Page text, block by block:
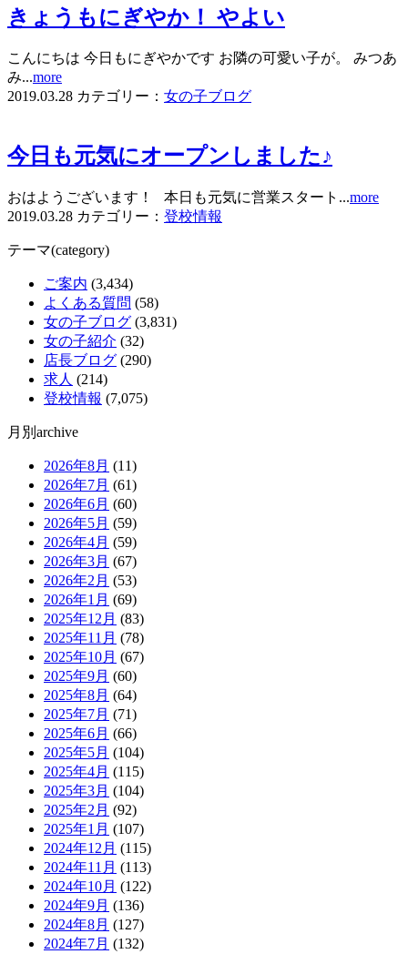
きょうもにぎやか！ やよい
こんにちは 今日もにぎやかです お隣の可愛い子が。 みつあ
み...more
2019.03.28 カテゴリー： 女の子ブログ
今日も元気にオープンしました♪
おはようございます！ 本日も元気に営業スタート...more
2019.03.28 カテゴリー： 登校情報
テーマ(category)
ご案内 (3,434)
よくある質問 (58)
女の子ブログ (3,831)
女の子紹介 (32)
店長ブログ (290)
求人 (214)
登校情報 (7,075)
月別archive
2026年8月 (11)
2026年7月 (61)
2026年6月 (60)
2026年5月 (59)
2026年4月 (59)
2026年3月 (67)
2026年2月 (53)
2026年1月 (69)
2025年12月 (83)
2025年11月 (78)
2025年10月 (67)
2025年9月 (60)
2025年8月 (64)
2025年7月 (71)
2025年6月 (66)
2025年5月 (104)
2025年4月 (115)
2025年3月 (104)
2025年2月 (92)
2025年1月 (107)
2024年12月 (115)
2024年11月 (113)
2024年10月 (122)
2024年9月 (136)
2024年8月 (127)
2024年7月 (132)